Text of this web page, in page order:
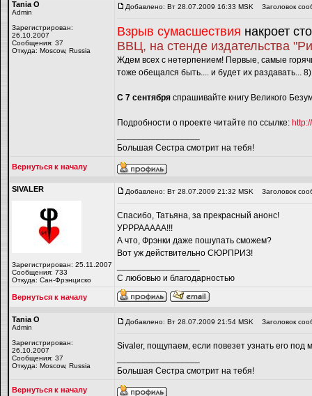
Tania O
Admin
Зарегистрирован:
26.10.2007
Сообщения: 37
Откуда: Moscow, Russia
Добавлено: Вт 28.07.2009 16:33 MSK Заголовок
Взрыв сумасшествия накроет
ВВЦ, на стенде издательства
Ждем всех с нетерпением! Первые, самые
тоже обещался быть.... и будет их раздавать... 8)
С 7 сентября спрашивайте книгу Великого
Подробности о проекте читайте по ссылке:
Большая Сестра смотрит на тебя!
Вернуться к началу
SIVALER
Зарегистрирован: 25.11.2007
Сообщения: 733
Откуда: Сан-Фрэнциско
Добавлено: Вт 28.07.2009 21:32 MSK Заголовок
Спасибо, Татьяна, за прекрасный анонс!
УРРРААААА!!!
А что, Фрэнки даже пошупать сможем?
Вот уж действительно СЮРПРИЗ!
С любовью и благодарностью
Вернуться к началу
Tania O
Admin
Зарегистрирован:
26.10.2007
Сообщения: 37
Откуда: Moscow, Russia
Добавлено: Вт 28.07.2009 21:54 MSK Заголовок
Sivaler, пощупаем, если повезет узнать его под
Большая Сестра смотрит на тебя!
Вернуться к началу